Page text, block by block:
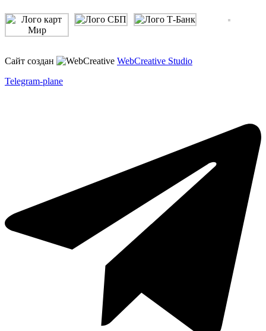
Сайт создан
WebCreative Studio
Telegram-plane